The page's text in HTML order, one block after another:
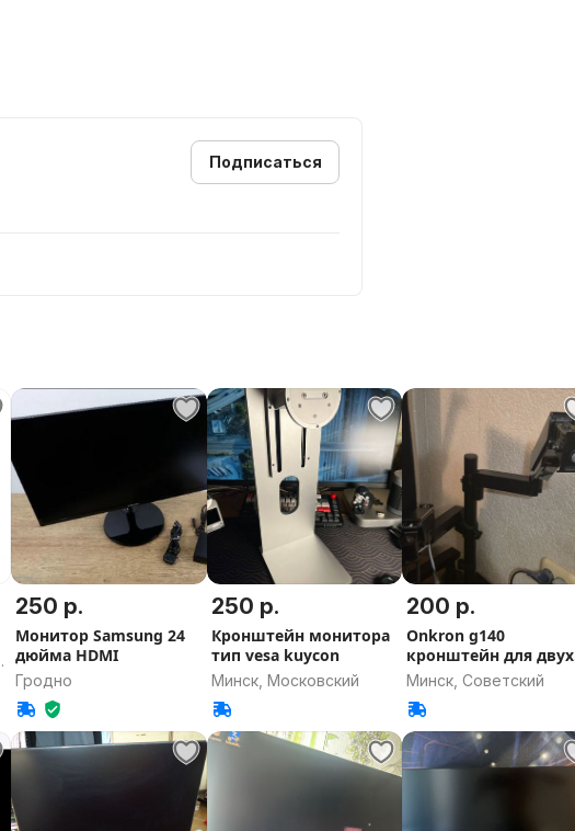
Подписаться
250 р.
Монитор Samsung 24
дюйма HDMI
Гродно
250 р.
Кронштейн монитора
тип vesa kuycon
Минск, Московский
200 р.
Onkron g140
кронштейн для двух
мониторов
Минск, Советский